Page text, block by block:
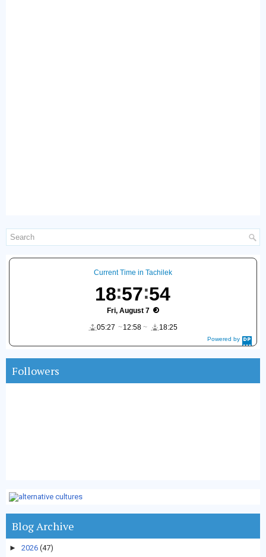
Powered by
DaysPedia.c
Current Time in Tachilek
18 57 55
Fri, August 7
05:27
12:58 18:25
Followers
Blog Archive
► 2026 (47)